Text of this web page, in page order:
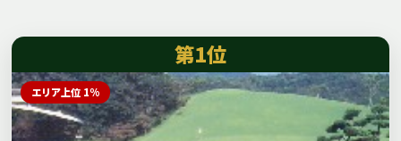
第1位
エリア上位 1%